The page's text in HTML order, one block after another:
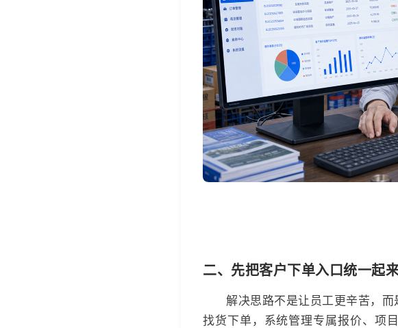
二、先把客户下单入口统一起
解决思路不是让员工更辛苦，
找货下单，系统管理专属报价、项